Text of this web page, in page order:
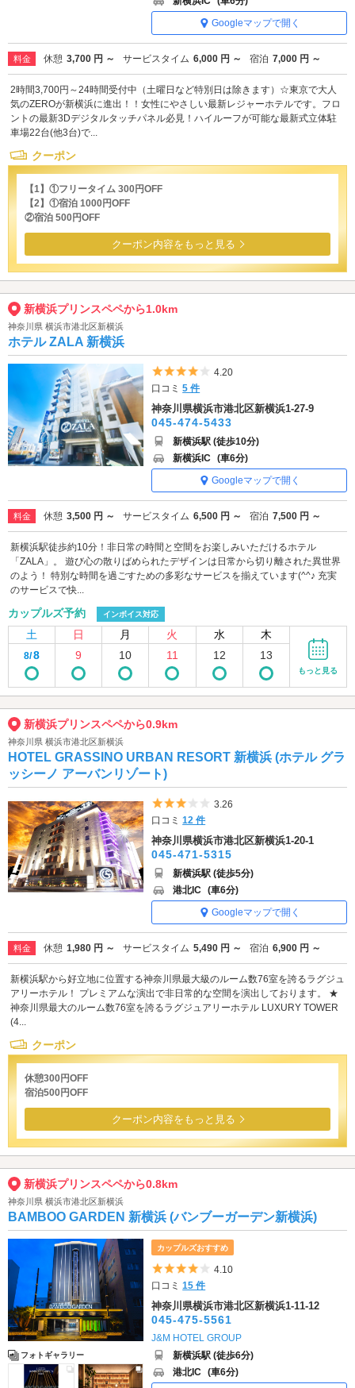
Googleマップで開く
料金 休憩 3,700 円 ～ サービスタイム 6,000 円 ～ 宿泊 7,000 円 ～
2時間3,700円～24時間受付中（土曜日など特別日は除きます）☆東京で大人
気のZEROが新横浜に進出！！女性にやさしい最新レジャーホテルです。フロ
ントの最新3Dデジタルタッチパネル必見！ハイルーフが可能な最新式立体駐
車場22台(他3台)で...
クーポン
【1】①フリータイム 300円OFF
【2】①宿泊 1000円OFF
②宿泊 500円OFF
クーポン内容をもっと見る
新横浜プリンスペペから1.0km
神奈川県 横浜市港北区新横浜
ホテル ZALA 新横浜
5つ星のうち4
4.20
口コミ5 件
神奈川県横浜市港北区新横浜1-27-9
045-474-5433
新横浜駅 (徒歩10分)
新横浜IC (車6分)
Googleマップで開く
料金 休憩 3,500 円 ～ サービスタイム 6,500 円 ～ 宿泊 7,500 円 ～
新横浜駅徒歩約10分！非日常の時間と空間をお楽しみいただけるホテル
「ZALA」。 遊び心の散りばめられたデザインは日常から切り離された異世界
のよう！ 特別な時間を過ごすための多彩なサービスを揃えています(^^♪ 充実
のサービスで快...
カップルズ予約 インボイス対応
土 日 月 火 水 木
8/8 9 10 11 12 13
もっと見る
新横浜プリンスペペから0.9km
神奈川県 横浜市港北区新横浜
HOTEL GRASSINO URBAN RESORT 新横浜 (ホテル グラ
ッシーノ アーバンリゾート)
5つ星のうち3
3.26
口コミ12 件
神奈川県横浜市港北区新横浜1-20-1
045-471-5315
新横浜駅 (徒歩5分)
港北IC (車6分)
Googleマップで開く
料金 休憩 1,980 円 ～ サービスタイム 5,490 円 ～ 宿泊 6,900 円 ～
新横浜駅から好立地に位置する神奈川県最大級のルーム数76室を誇るラグジュ
アリーホテル！ プレミアムな演出で非日常的な空間を演出しております。 ★
神奈川県最大のルーム数76室を誇るラグジュアリーホテル LUXURY TOWER
(4...
クーポン
休憩300円OFF
宿泊500円OFF
クーポン内容をもっと見る
新横浜プリンスペペから0.8km
神奈川県 横浜市港北区新横浜
BAMBOO GARDEN 新横浜 (バンブーガーデン新横浜)
フォトギャラリー
カップルズおすすめ
5つ星のうち4
4.10
口コミ15 件
神奈川県横浜市港北区新横浜1-11-12
045-475-5561
J&M HOTEL GROUP
新横浜駅 (徒歩6分)
港北IC (車6分)